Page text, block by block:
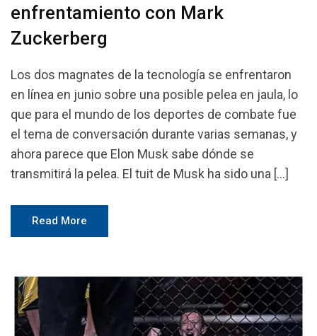
enfrentamiento con Mark
Zuckerberg
Los dos magnates de la tecnología se enfrentaron
en línea en junio sobre una posible pelea en jaula, lo
que para el mundo de los deportes de combate fue
el tema de conversación durante varias semanas, y
ahora parece que Elon Musk sabe dónde se
transmitirá la pelea. El tuit de Musk ha sido una […]
Read More